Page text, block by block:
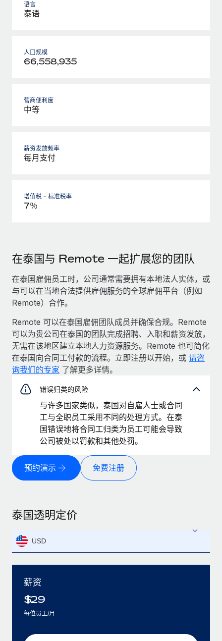
语言
泰语
人口规模
66,558,935
营商便利度
中等
薪资发放频率
每月支付
增值税 - 标准税率
7％
在泰国与 Remote 一起扩展您的团队
在泰国雇佣员工时，公司通常需要拥有本地法人实体，或
与可以在当地合法提供雇佣服务的全球雇佣平台（例如
Remote）合作。
Remote 可以在泰国雇佣团队成员并确保合规。Remote
可以为贵公司在泰国的团队完成招聘、入职和薪资发放，
无需在该地区建立本地人力资源服务。Remote 也可简化
在泰国向合同工付款的流程。立即注册以开始，或 请咨
询我们的专家 了解更多详情。
错误归类的风险
与许多国家类似，泰国对自雇人士或合同
工与全职员工采用不同的处理方式。在泰
国错误地将合同工归类为员工可能会导致
公司被处以罚款和其他处罚。
预约演示 免费注册
泰国透明定价
USD
薪资
$29
每位员工/月